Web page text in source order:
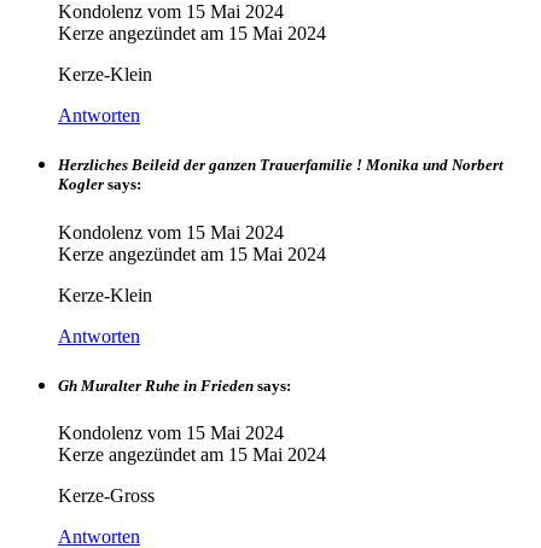
Kondolenz vom 15 Mai 2024
Kerze angezündet am 15 Mai 2024
Kerze-Klein
Antworten
Herzliches Beileid der ganzen Trauerfamilie ! Monika und Norbert
Kogler says:
Kondolenz vom 15 Mai 2024
Kerze angezündet am 15 Mai 2024
Kerze-Klein
Antworten
Gh Muralter Ruhe in Frieden says:
Kondolenz vom 15 Mai 2024
Kerze angezündet am 15 Mai 2024
Kerze-Gross
Antworten